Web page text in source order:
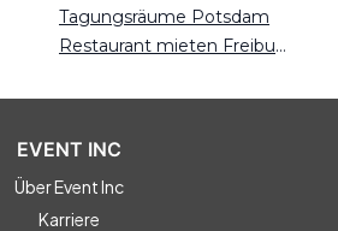
Tagungsräume Potsdam
Restaurant mieten Freiburg
EVENT INC
Über Event Inc
Karriere